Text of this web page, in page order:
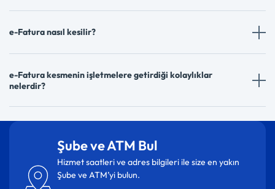
e-Fatura nasıl kesilir?
e-Fatura kesmenin işletmelere getirdiği kolaylıklar
nelerdir?
Şube ve ATM Bul
Hizmet saatleri ve adres bilgileri ile size en yakın
Şube ve ATM’yi bulun.